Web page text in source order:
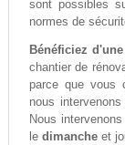
sont possibles
normes de
Bénéficiez
chantier de
parce que vous
nous
Nous
le dimancheet